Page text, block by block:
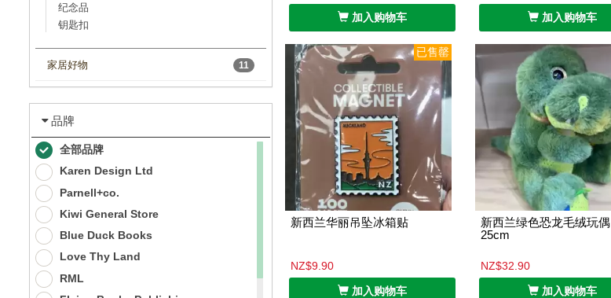
纪念品
钥匙扣
11
家居好物
品牌
全部品牌
Karen Design Ltd
Parnell+co.
Kiwi General Store
Blue Duck Books
Love Thy Land
RML
加入购物车
加入购物车
已售罄
新西兰华丽吊坠冰箱贴
NZ$9.90
加入购物车
新西兰绿色恐龙毛绒玩偶
25cm
NZ$32.90
加入购物车